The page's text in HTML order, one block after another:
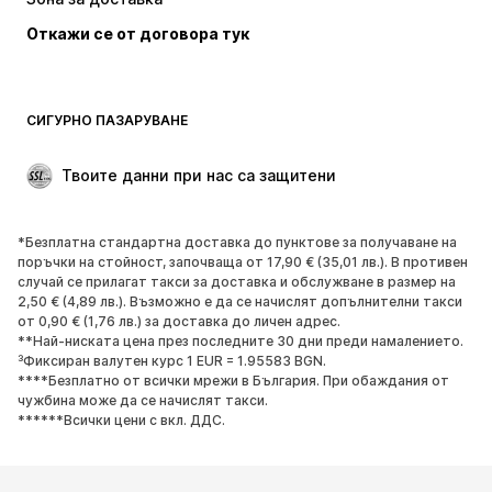
Откажи се от договора тук
СИГУРНО ПАЗАРУВАНЕ
Твоите данни при нас са защитени
*Безплатна стандартна доставка до пунктове за получаване на
поръчки на стойност, започваща от 17,90 € (35,01 лв.). В противен
случай се прилагат такси за доставка и обслужване в размер на
2,50 € (4,89 лв.). Възможно е да се начислят допълнителни такси
от 0,90 € (1,76 лв.) за доставка до личен адрес.
**Най-ниската цена през последните 30 дни преди намалението.
³Фиксиран валутен курс 1 EUR = 1.95583 BGN.
****Безплатно от всички мрежи в България. При обаждания от
чужбина може да се начислят такси.
******Всички цени с вкл. ДДС.